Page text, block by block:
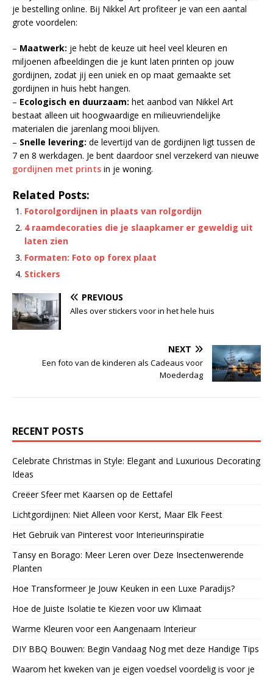
je bestelling online. Bij Nikkel Art profiteer je van een aantal
grote voordelen:
– Maatwerk: je hebt de keuze uit heel veel kleuren en
miljoenen afbeeldingen die je kunt laten printen op jouw
gordijnen, zodat jij een uniek en op maat gemaakte set
gordijnen in huis hebt hangen.
– Ecologisch en duurzaam: het aanbod van Nikkel Art
bestaat alleen uit hoogwaardige en milieuvriendelijke
materialen die jarenlang mooi blijven.
– Snelle levering: de levertijd van de gordijnen ligt tussen de
7 en 8 werkdagen. Je bent daardoor snel verzekerd van nieuwe
gordijnen met prints in je woning.
Related Posts:
Fotorolgordijnen in plaats van rolgordijn
4 raamdecoraties die je slaapkamer er geweldig uit
laten zien
Formaten: Foto op forex plaat
Stickers
PREVIOUS
Alles over stickers voor in het hele huis
NEXT
Een foto van de kinderen als Cadeaus voor
Moederdag
RECENT POSTS
Celebrate Christmas in Style: Elegant and Luxurious Decorating
Ideas
Creëer Sfeer met Kaarsen op de Eettafel
Lichtgordijnen: Niet Alleen voor Kerst, Maar Elk Feest
Het Gebruik van Pinterest voor Interieurinspiratie
Tansy en Borago: Meer Leren over Deze Insectenwerende
Planten
Hoe Transformeer Je Jouw Keuken in een Luxe Paradijs?
Hoe de Juiste Isolatie te Kiezen voor uw Klimaat
Warme Kleuren voor een Aangenaam Interieur
DIY BBQ Bouwen: Begin Vandaag Nog met deze Handige Tips
Waarom het kweken van je eigen voedsel voordelig is voor je